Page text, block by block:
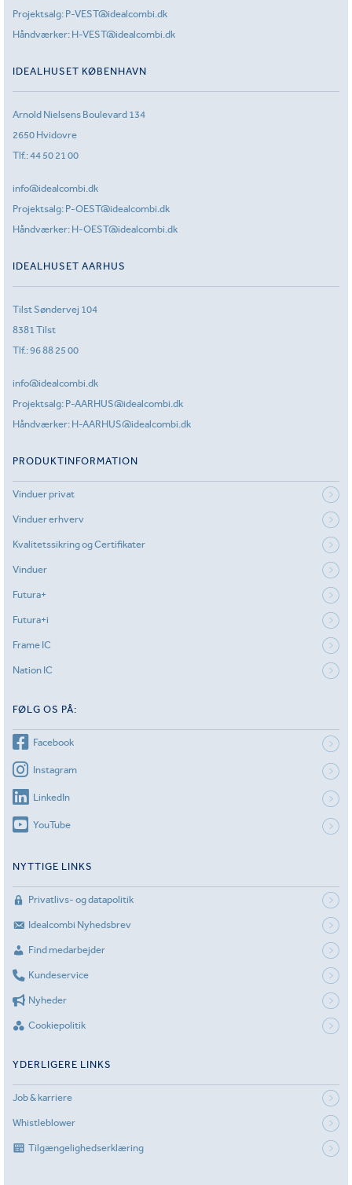
Projektsalg: P-VEST@idealcombi.dk
Håndværker: H-VEST@idealcombi.dk
IDEALHUSET KØBENHAVN
Arnold Nielsens Boulevard 134
2650 Hvidovre
Tlf.:44 50 21 00
info@idealcombi.dk
Projektsalg: P-OEST@idealcombi.dk
Håndværker: H-OEST@idealcombi.dk
IDEALHUSET AARHUS
Tilst Søndervej 104
8381 Tilst
Tlf.:96 88 25 00
info@idealcombi.dk
Projektsalg: P-AARHUS@idealcombi.dk
Håndværker: H-AARHUS@idealcombi.dk
PRODUKTINFORMATION
Vinduer privat
Vinduer erhverv
Kvalitetssikring og Certifikater
Vinduer
Futura+
Futura+i
Frame IC
Nation IC
FØLG OS PÅ:
Facebook
Instagram
LinkedIn
YouTube
NYTTIGE LINKS
Privatlivs- og datapolitik
Idealcombi Nyhedsbrev
Find medarbejder
Kundeservice
Nyheder
Cookiepolitik
YDERLIGERE LINKS
Job & karriere
Whistleblower
Tilgængelighedserklæring